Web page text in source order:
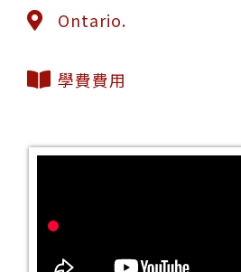
Ontario.
學費費用